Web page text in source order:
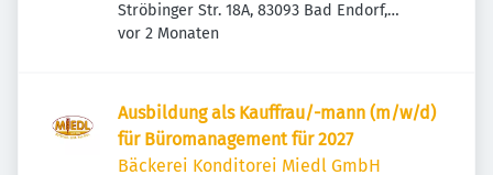
Ströbinger Str. 18A, 83093 Bad Endorf,
Deutschland
Veröffentlicht:
vor 2 Monaten
Ausbildung als Kauffrau/-mann (m/w/d)
für Büromanagement für 2027
Bäckerei Konditorei Miedl GmbH